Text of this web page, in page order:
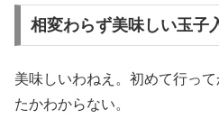
相変わらず美味しい玉子
美味しいわねえ。初めて行っ
たかわからない。